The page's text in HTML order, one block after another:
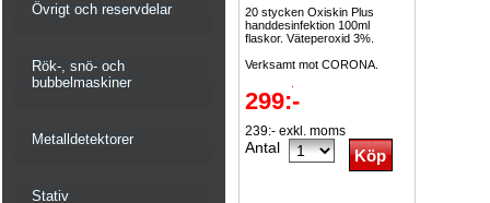
Övrigt och reservdelar
Rök-, snö- och
bubbelmaskiner
Metalldetektorer
Stativ
20 stycken Oxiskin Plus
handdesinfektion 100ml
flaskor. Väteperoxid 3%.
Verksamt mot CORONA.
Kostar...
299:-
239:- exkl. moms
Antal